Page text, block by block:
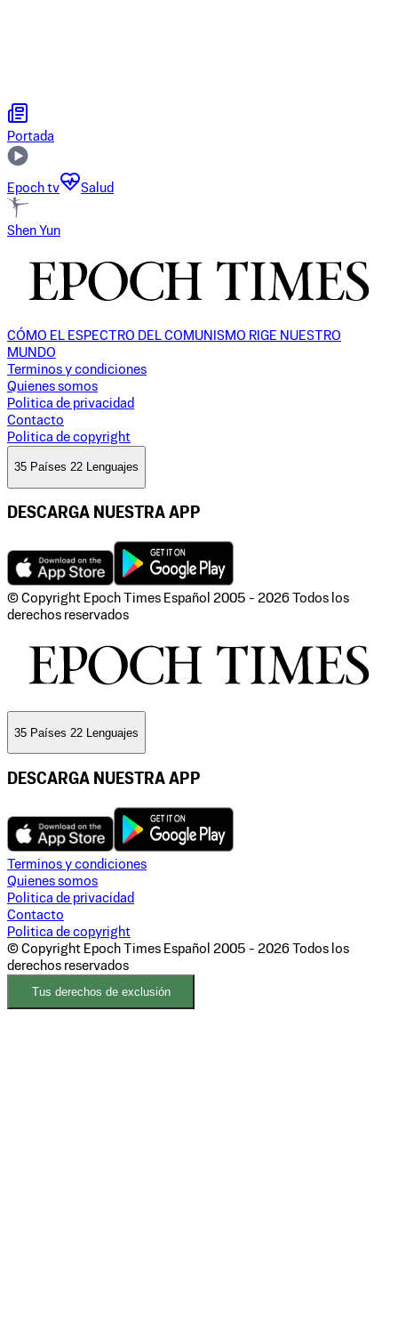
Portada
Epoch tv Salud
Shen Yun
CÓMO EL ESPECTRO DEL COMUNISMO RIGE NUESTRO
MUNDO
Terminos y condiciones
Quienes somos
Politica de privacidad
Contacto
Politica de copyright
35 Países 22 Lenguajes
DESCARGA NUESTRA APP
© Copyright Epoch Times Español 2005 - 2026 Todos los
derechos reservados
35 Países 22 Lenguajes
DESCARGA NUESTRA APP
Terminos y condiciones
Quienes somos
Politica de privacidad
Contacto
Politica de copyright
© Copyright Epoch Times Español 2005 - 2026 Todos los
derechos reservados
Tus derechos de exclusión